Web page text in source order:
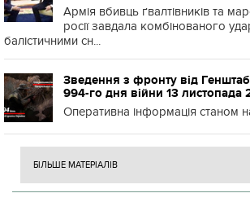
Армія вбивць ґвалтівників та
росії завдала комбінованого
балістичними сн...
Зведення з фронту від
994-го дня війни 13 листопада
Оперативна інформація станом
БІЛЬШЕ МАТЕРІАЛІВ